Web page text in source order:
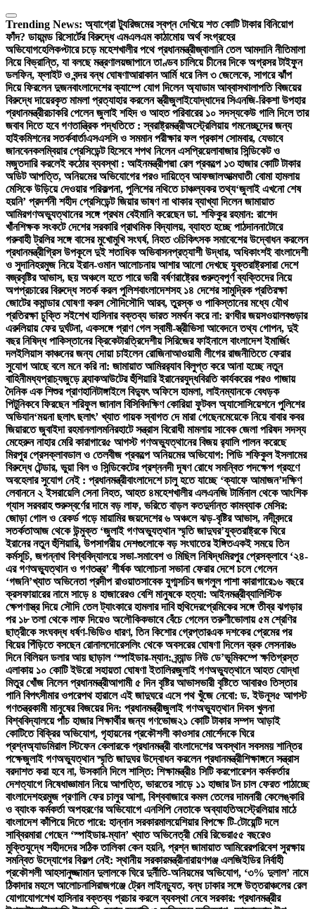
Skip
to
content
Trending News: অ্যাগ্রো ট্যুরিজমের স্বপ্ন দেখিয়ে শত কোটি টাকার বিনিয়োগ
ফাঁদ? ডায়মন্ড রিসোর্টের বিরুদ্ধে এমএলএম কাঠামোয় অর্থ সংগ্রহের
অভিযোগহেলিকপ্টারে চড়ে মহেশখালীর পথে প্রধানমন্ত্রীজ্বালানি তেল আমদানি নীতিমালা
নিয়ে বিভ্রান্তি, যা বলছে মন্ত্রণালয়জাপানে তাণ্ডব চালিয়ে চীনের দিকে অগ্রসর টাইফুন
ডলফিন, ফ্লাইট ও বন্দর বন্ধ ঘোষণাআরাকান আর্মি ধরে নিল ৩ জেলেকে, সাগরে ঝাঁপ
দিয়ে ফিরলেন দুজনবাংলাদেশের ক্যাম্পে যোগ দিলেন অ্যাডাম আব্বাসথালাপতি বিজয়ের
বিরুদ্ধে দায়েরকৃত মামলা প্রত্যাহার করলেন স্ত্রীজুলাইযোদ্ধাদের সিএনজি-রিকশা উপহার
প্রধানমন্ত্রীরচাকরি পেলেন জুলাই শহিদ ও আহত পরিবারের ১০ সদস্যকেউ গালি দিলে তার
জবাব দিতে হবে গণতান্ত্রিক পদ্ধতিতে : স্বরাষ্ট্রমন্ত্রীঅস্ট্রেলিয়ায় গমনেচ্ছুদের জন্য
হাইকমিশনের সতর্কবার্তাএসএসসি ও সমমান পরীক্ষার ফল প্রকাশ সোমবার, যেভাবে
জানবেনকলম্বিয়ার প্রেসিডেন্ট হিসেবে শপথ নিলেন এসপ্রিয়েলাবাজার সিন্ডিকেট ও
মজুতদারি করলেই কঠোর ব্যবস্থা : আইনমন্ত্রীপদ্মা রেল প্রকল্পে ১৩ হাজার কোটি টাকার
অডিট আপত্তি, অনিয়মের অভিযোগের পরও দায়িত্বে আফজালআত্মঘাতী বোমা হামলায়
মেসিকে উড়িয়ে দেওয়ার পরিকল্পনা, পুলিশের নথিতে চাঞ্চল্যকর তথ্য‘জুলাই এখনো শেষ
হয়নি’ প্রদর্শনী শহীদ প্রেসিডেন্ট জিয়ার ভাষণ না থাকার ব্যাখ্যা দিলেন জামায়াত
আমিরগণঅভ্যুত্থানের সঙ্গে প্রথম বেইমানি করেছেন ডা. শফিকুর রহমান: রাশেদ
খাঁনশিক্ষক সংকটে দেশের সরকারি প্রাথমিক বিদ্যালয়, ব্যাহত হচ্ছে পাঠদাননাটোরে
গরুবাহী ট্রলির সঙ্গে বাসের মুখোমুখি সংঘর্ষ, নিহত ৩চিকিৎসক সমাবেশের উদ্বোধন করলেন
প্রধানমন্ত্রীগ্রিস উপকূলে দুই শতাধিক অভিবাসনপ্রত্যাশী উদ্ধার, অধিকাংশই বাংলাদেশী
ও সুদানিহরমুজ নিয়ে ইরান-ওমান আলোচনায় আশার আলো দেখছে যুক্তরাষ্ট্রসারা দেশে
বজ্রবৃষ্টির আভাস, ছয় অঞ্চলে হতে পারে ভারী বর্ষণরাষ্ট্রের গুরুত্বপূর্ণ ব্যক্তিদের নিয়ে
অপপ্রচারের বিরুদ্ধে সতর্ক করল পুলিশবাংলাদেশসহ ১৪ দেশের সামুদ্রিক প্রতিরক্ষা
জোটের কমান্ডার ঘোষণা করল সৌদিসৌদি আরব, তুরস্ক ও পাকিস্তানের মধ্যে যৌথ
প্রতিরক্ষা চুক্তি সইশেখ হাসিনার বক্তব্য ভারত সমর্থন করে না: রণধীর জয়সওয়ালবগুড়ার
এরুলিয়ায় ফের দুর্ঘটনা, একসঙ্গে প্রাণ গেল স্বামী-স্ত্রীভিসা আবেদনে তথ্য গোপন, দুই
বছর নিষিদ্ধ পাকিস্তানের ক্রিকেটারত্রিদেশীয় সিরিজের ফাইনালে বাংলাদেশ ইমার্জিং
দলইলিয়াস কাঞ্চনের জন্য দোয়া চাইলেন রোজিনাআওয়ামী লীগের রাজনীতিতে ফেরার
সুযোগ আছে বলে মনে করি না: জামায়াত আমিরর‍্যাব বিলুপ্ত করে আনা হচ্ছে নতুন
বাহিনীমধ্যপ্রাচ্যজুড়ে ব্ল্যাকআউটের হুঁশিয়ারি ইরানেরযুদ্ধবিরতি কার্যকরের পরও গাজায়
দৈনিক এক শিশুর প্রাণহানিটাঙ্গাইলে বিদ্যুৎ অফিসে হামলা, লাইনম্যানকে বেধড়ক
পিটুনিকবে ফিরছেন শরিফুল জানাল বিসিবিদক্ষিণ কোরিয়া ফুটবল অ্যাসোসিয়েশনে পুলিশের
অভিযান‘ময়না ছলাৎ ছলাৎ’ খ্যাত গায়ক স্বাগত দে মারা গেছেনমেয়েকে নিয়ে বাবার কবর
জিয়ারতে জুবাইদা রহমানলালমনিরহাটে সন্ত্রাস বিরোধী মামলায় সাবেক জেলা পরিষদ সদস্য
মেহেরুন নাহার মেরি কারাগারে৫ আগস্ট গণঅভ্যুত্থানের বিজয় র‍্যালি পালন করেছে
মিরপুর প্রেসক্লাবডাল ও তেলবীজ প্রকল্পে অনিয়মের অভিযোগ: পিডি শফিকুল ইসলামের
বিরুদ্ধে টেন্ডার, ভুয়া বিল ও সিন্ডিকেটের প্রশ্ননদী দূষণ রোধে সমন্বিত পদক্ষেপ গ্রহণে
অবহেলার সুযোগ নেই : প্রধানমন্ত্রীবাংলাদেশে চালু হতে যাচ্ছে ‘ক্যাফে আমাজন’দক্ষিণ
লেবাননে ২ ইসরায়েলি সেনা নিহত, আহত ৪মহেশখালীর এলএনজি টার্মিনাল থেকে আংশিক
গ্যাস সরবরাহ শুরুস্বর্ণের দামে বড় লাফ, ভরিতে বাড়ল কতদুর্দান্ত কামব্যাক মেসির:
জোড়া গোল ও রেকর্ড গড়ে মায়ামির জয়দেশের ৬ অঞ্চলে ঝড়-বৃষ্টির আভাস, নদীবন্দরে
সতর্কতাআজ থেকে উন্মুক্ত ‘জুলাই গণঅভ্যুত্থান স্মৃতি জাদুঘর’যুক্তরাষ্ট্রকে ঘিরে
ইরানের নতুন হুঁশিয়ারি, উপসাগরীয় দেশগুলোকে বড় সংঘাতের ইঙ্গিতএকই সময়ে তিন
কর্মসূচি, জগন্নাথ বিশ্ববিদ্যালয়ে সভা-সমাবেশ ও মিছিল নিষিদ্ধমিরপুর প্রেসক্লাবে ‘২৪-
এর গণঅভ্যুত্থান ও গণতন্ত্র’ শীর্ষক আলোচনা সভানা ফেরার দেশে চলে গেলেন
‘গজনি’খ্যাত অভিনেতা প্রদীপ রাওয়াতসাবেক যুগ্মসচিব জগলুল পাশা কারাগারে১৬ বছরে
ক্রসফায়ারের নামে সাড়ে ৪ হাজারেরও বেশি মানুষকে হত্যা: আইনমন্ত্রীব্যালিস্টিক
ক্ষেপণাস্ত্র দিয়ে সৌদি তেল ট্যাংকারে হামলার দাবি হুথিদেরপ্রেমিকের সঙ্গে তীব্র ঝগড়ার
পর ১৮ তলা থেকে লাফ দিয়েও অলৌকিকভাবে বেঁচে গেলেন তরুণীভোলায় ৫ম শ্রেণির
ছাত্রীকে সংঘবদ্ধ ধর্ষণ-ভিডিও ধারণ, তিন কিশোর গ্রেপ্তারএক দশকের প্রেমের পর
বিয়ের পিঁড়িতে বসছেন রোনালদোরেসলিং থেকে অবসরের ঘোষণা দিলেন ব্রক লেসনার৬
দিনে বিলিয়ন ডলার আয় ছাড়াল ‘স্পাইডার-ম্যান: ব্র্যান্ড নিউ ডে’ভূমিকম্পে ক্ষতিগ্রস্ত
এলাকায় ১০ কোটি ইউরো সহায়তা ঘোষণা ইতালিরজুলাই গণঅভ্যুত্থানে আহত যোদ্ধা
মিতুর খোঁজ নিলেন প্রধানমন্ত্রীআগামী ৫ দিন বৃষ্টির আভাসভারী বৃষ্টিতে আবারও তিস্তার
পানি বিপৎসীমার ওপরেপথ হারালে এই জাদুঘরে এসে পথ খুঁজে নেবো: ড. ইউনূস৫ আগস্ট
গণতন্ত্রকামী মানুষের বিজয়ের দিন: প্রধানমন্ত্রীজুলাই গণঅভ্যুত্থান দিবস খুলনা
বিশ্ববিদ্যালয়ে পাঁচ হাজার শিক্ষার্থীর জন্য গণভোজ২১ কোটি টাকার সম্পদ আড়াই
কোটিতে বিক্রির অভিযোগ, গৃহায়নের প্রকৌশলী কাওসার মোর্শেদকে ঘিরে
প্রশ্নঅ্যাডমিরাল স্টিফেন কেলারকে প্রধানমন্ত্রী বাংলাদেশের অবস্থান সবসময় শান্তির
পক্ষেজুলাই গণঅভ্যুত্থান স্মৃতি জাদুঘর উদ্বোধন করলেন প্রধানমন্ত্রীশিক্ষাঙ্গনে সন্ত্রাস
বরদাশত করা হবে না, উসকানি দিলে শাস্তি: শিক্ষামন্ত্রী৪ সিটি করপোরেশন কর্মকর্তার
দেশত্যাগে নিষেধাজ্ঞামান নিয়ে আপত্তি, ভারতের সাড়ে ১১ হাজার টন চাল ফেরত পাঠাচ্ছে
বাংলাদেশহরমুজ প্রণালি ফের চালুর আশা, বিশ্ববাজারে কমল তেলের দামনারী কেলেঙ্কারি
ও ব্যাংক কর্মকর্তা অপহরণের অভিযোগে এনসিপি নেতাকে অব্যাহতিঅস্ট্রেলিয়ার মাঠে
বাংলাদেশ কাঁপিয়ে দিতে পারে: হান্নান সরকারমালয়েশিয়ার বিপক্ষে টি-টোয়েন্টি দলে
সাব্বিরমারা গেছেন ‘স্পাইডার-ম্যান’ খ্যাত অভিনেত্রী মেরি রিভেরা৫৫ বছরেও
মুক্তিযুদ্ধে শহীদদের সঠিক তালিকা কেন হয়নি, প্রশ্ন জামায়াত আমিরেরপরিবেশ সুরক্ষায়
সমন্বিত উদ্যোগের বিকল্প নেই: স্থানীয় সরকারমন্ত্রীনারায়ণগঞ্জ এলজিইডির নির্বাহী
প্রকৌশলী আহসানুজ্জামান দুলালকে ঘিরে দুর্নীতি-অনিয়মের অভিযোগ, ‘৩% দুলাল’ নামে
ঠিকাদার মহলে আলোচনাসিরাজগঞ্জে ট্রেন লাইনচ্যুত, বন্ধ ঢাকার সঙ্গে উত্তরাঞ্চলের রেল
যোগাযোগশেখ হাসিনার বক্তব্য প্রচার করলে ব্যবস্থা নেবে সরকার: প্রধানমন্ত্রীর